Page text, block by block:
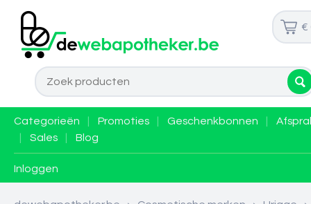
€
Categorieën Promoties Geschenkbonnen
Sales Blog
Inloggen